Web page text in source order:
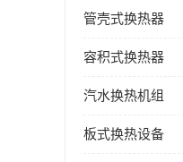
管壳式换热器
容积式换热器
汽水换热机组
板式换热设备